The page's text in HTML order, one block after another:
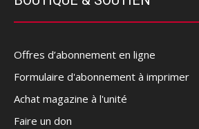
Offres d’abonnement en ligne
Formulaire d'abonnement à imprimer
Achat magazine à l'unité
Faire un don